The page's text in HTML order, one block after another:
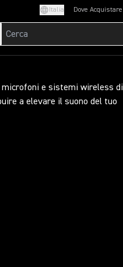
Italia Dove Acquistare
microfoni e sistemi wireless di
a elevare il suono del tuo